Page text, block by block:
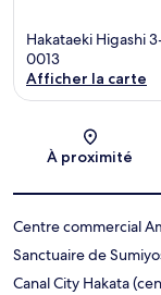
Hakataeki Higashi
0013
Afficher la carte
À proximité
Centre commercial
Sanctuaire de
Canal City Hakata